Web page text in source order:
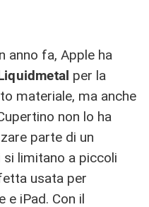
anno fa, Apple ha
per la
materiale, ma anche
non lo ha
parte di un
limitano a piccoli
usata per
e iPad. Con il